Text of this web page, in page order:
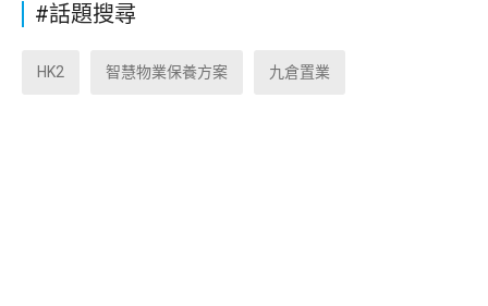
#話題搜尋
HK2 智慧物業保養方案 九倉置業